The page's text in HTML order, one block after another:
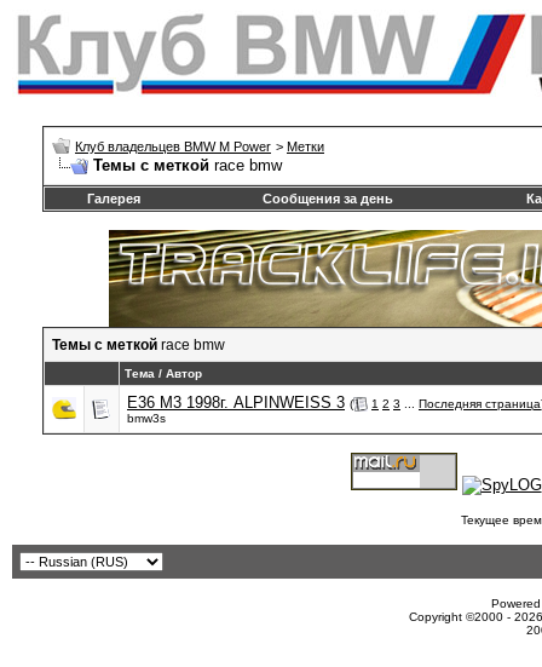
Клуб владельцев BMW M Power > Метки
Темы с меткой race bmw
Галерея Сообщения за день
Темы с меткой race bmw
Тема / Автор
E36 M3 1998г. ALPINWEISS 3 ( 1 2 3 Последняя страница
bmw3s
Текущее
Copyright ©2000 -